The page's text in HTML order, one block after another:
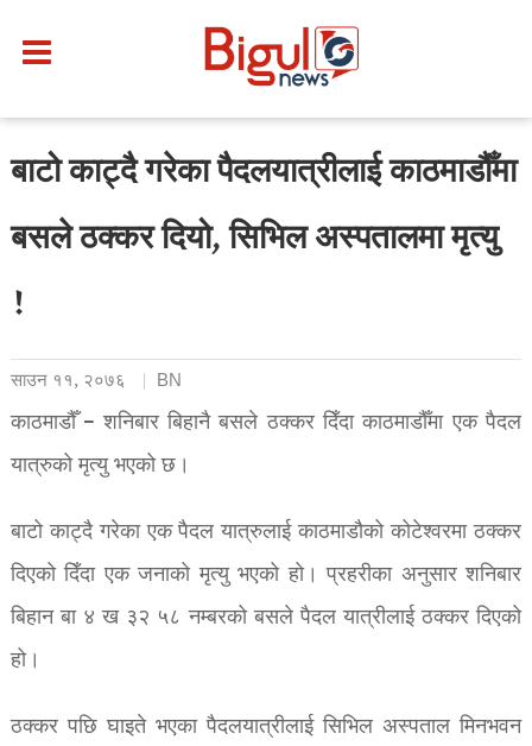
बाटो काट्दै गरेका पैदलयात्रीलाई काठमाडौँमा
बसले ठक्कर दियो, सिभिल अस्पतालमा मृत्यु
!
साउन ११, २०७६ BN
काठमाडौँ – शनिबार बिहानै बसले ठक्कर दिँदा काठमाडौँमा एक पैदल
यात्रुको मृत्यु भएको छ।
बाटो काट्दै गरेका एक पैदल यात्रुलाई काठमाडौको कोटेश्वरमा ठक्कर
दिएको दिँदा एक जनाको मृत्यु भएको हो। प्रहरीका अनुसार शनिबार
बिहान बा ४ ख ३२ ५८ नम्बरको बसले पैदल यात्रीलाई ठक्कर दिएको
हो।
ठक्कर पछि घाइते भएका पैदलयात्रीलाई सिभिल अस्पताल मिनभवन